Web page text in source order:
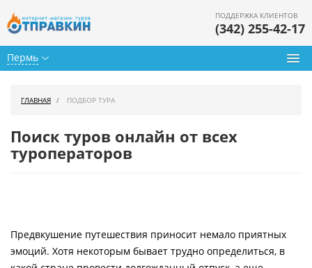
Пермь
ПОДДЕРЖКА КЛИЕНТОВ
(342) 255-42-17
Горящие туры
Страны
Как купить
ГЛАВНАЯ ПОДБОР ТУРА
Поиск туров онлайн от всех
туроператоров
Предвкушение путешествия приносит немало приятных
эмоций. Хотя некоторым бывает трудно определиться, в